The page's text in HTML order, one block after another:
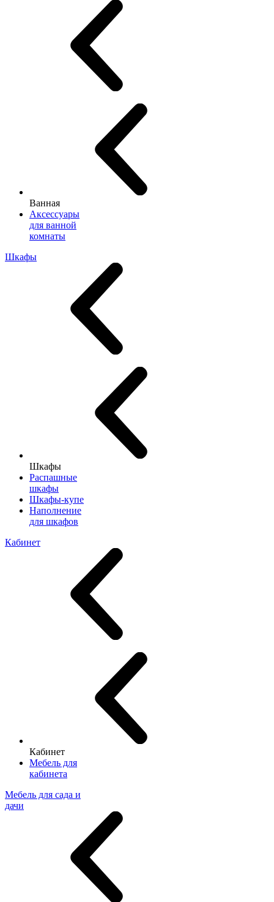
Ванная
Аксессуары
для ванной
комнаты
Шкафы
Шкафы
Распашные
шкафы
Шкафы-купе
Наполнение
для шкафов
Кабинет
Кабинет
Мебель для
кабинета
Мебель для сада и
дачи